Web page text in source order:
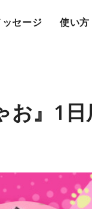
ッセージ 使い方
お』1日